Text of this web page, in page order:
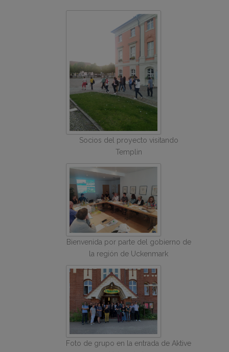
Socios del proyecto visitando
Templin
Bienvenida por parte del gobierno de
la región de Uckenmark
Foto de grupo en la entrada de Aktive